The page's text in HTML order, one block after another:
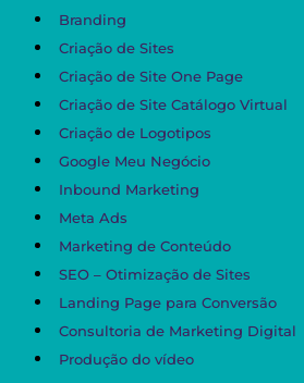
Branding
Criação de Sites
Criação de Site One Page
Criação de Site Catálogo Virtual
Criação de Logotipos
Google Meu Negócio
Inbound Marketing
Meta Ads
Marketing de Conteúdo
SEO – Otimização de Sites
Landing Page para Conversão
Consultoria de Marketing Digital
Produção do vídeo